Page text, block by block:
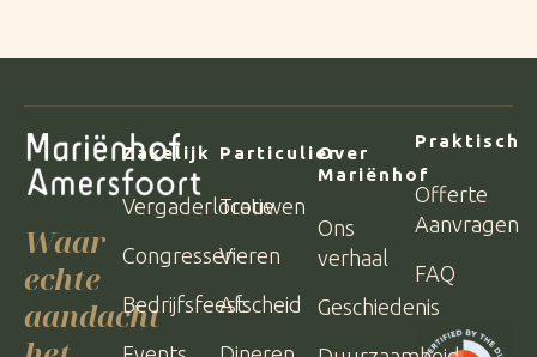
Waar
echte
aandacht
Zakelijk
Vergaderlocatie
Congressen
Bedrijfsfeest
Particulier
Trouwen
Vieren
Afscheid
Over
Mariënhof
Ons
verhaal
Geschiedenis
Praktisch
Offerte
Aanvragen
FAQ